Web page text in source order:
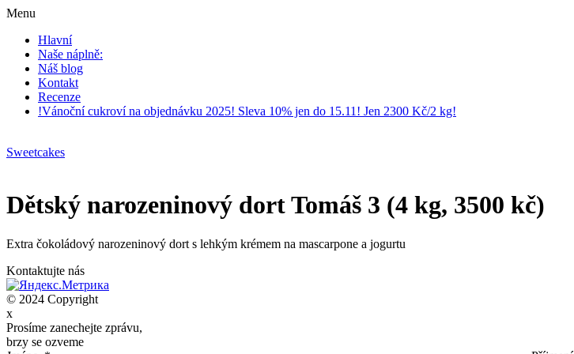
Menu
Hlavní
Naše náplně:
Náš blog
Kontakt
Recenze
!Vánoční cukroví na objednávku 2025! Sleva 10% jen do 15.11! Jen 2300 Kč/2 kg!
Sweetcakes
Dětský narozeninový dort Tomáš 3 (4 kg, 3500 kč)
Extra čokoládový narozeninový dort s lehkým krémem na mascarpone a jogurtu
Kontaktujte nás
© 2024 Copyright
x
Prosíme zanechejte zprávu,
brzy se ozveme